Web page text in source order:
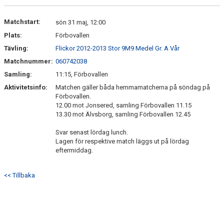
Matchstart:
sön 31 maj, 12:00
Plats:
Förbovallen
Tävling:
Flickor 2012-2013 Stor 9M9 Medel Gr. A Vår
Matchnummer: 060742038
Samling:
11:15, Förbovallen
Aktivitetsinfo:
Matchen gäller båda hemmamatcherna på söndag på
Förbovallen.
12.00 mot Jonsered, samling Förbovallen 11.15
13.30 mot Älvsborg, samling Förbovallen 12.45
Svar senast lördag lunch.
Lagen för respektive match läggs ut på lördag
eftermiddag.
<< Tillbaka